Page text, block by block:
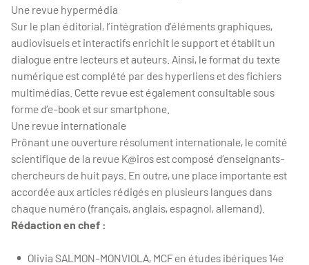
Une revue hypermédia
Sur le plan éditorial, l’intégration d’éléments graphiques,
audiovisuels et interactifs enrichit le support et établit un
dialogue entre lecteurs et auteurs. Ainsi, le format du texte
numérique est complété par des hyperliens et des fichiers
multimédias. Cette revue est également consultable sous
forme d’e-book et sur smartphone.
Une revue internationale
Prônant une ouverture résolument internationale, le comité
scientifique de la revue K@iros est composé d’enseignants-
chercheurs de huit pays. En outre, une place importante est
accordée aux articles rédigés en plusieurs langues dans
chaque numéro (français, anglais, espagnol, allemand).
Rédaction en chef :
Olivia SALMON-MONVIOLA, MCF en études ibériques 14e